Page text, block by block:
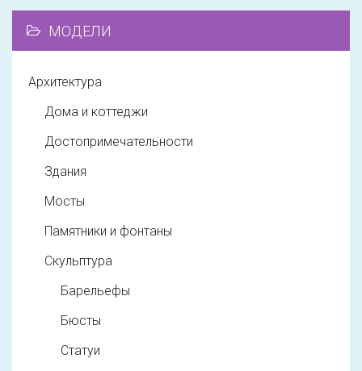
МОДЕЛИ
Архитектура
Дома и коттеджи
Достопримечательности
Здания
Мосты
Памятники и фонтаны
Скульптура
Барельефы
Бюсты
Статуи